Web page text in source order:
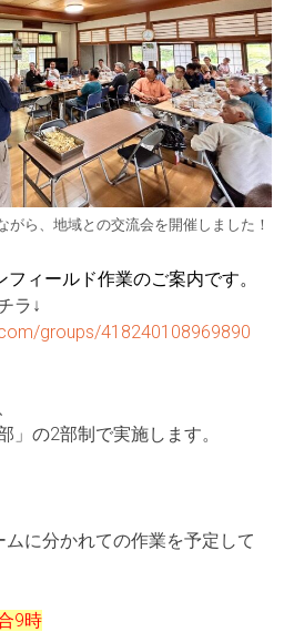
がら、地域との交流会を開催しました！
ィールド作業のご案内です。
ラ↓
groups/418240108969890
」の2部制で実施します。
に分かれての作業を予定して
9時